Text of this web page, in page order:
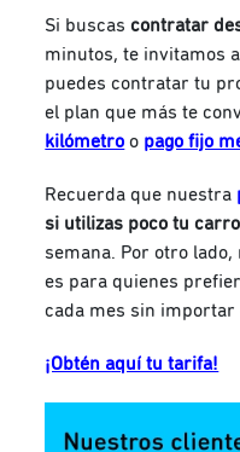
Si buscas contratar
minutos, te invitamos
puedes contratar tu
el plan que más te
kilómetro o pago fijo
Recuerda que nuestra
si utilizas poco tu carro
semana. Por otro
es para quienes
cada mes sin importar
¡Obtén aquí tu tarifa!